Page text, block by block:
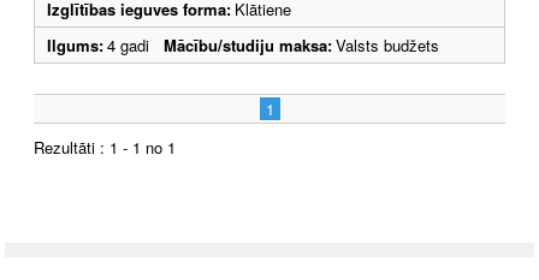
Izglītības ieguves forma: Klātiene
Ilgums:4 gadi Mācību/studiju maksa:Valsts budžets
1
Rezultāti : 1 - 1 no 1